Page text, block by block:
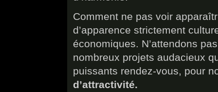
Comment ne pas voir
d’apparence strictement
économiques. N’attendons
nombreux projets audacieux
puissants rendez-vous, pour
d’attractivité.